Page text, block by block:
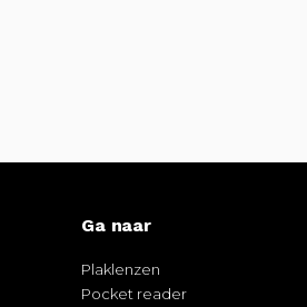
Ga naar
Plaklenzen
Pocket reader